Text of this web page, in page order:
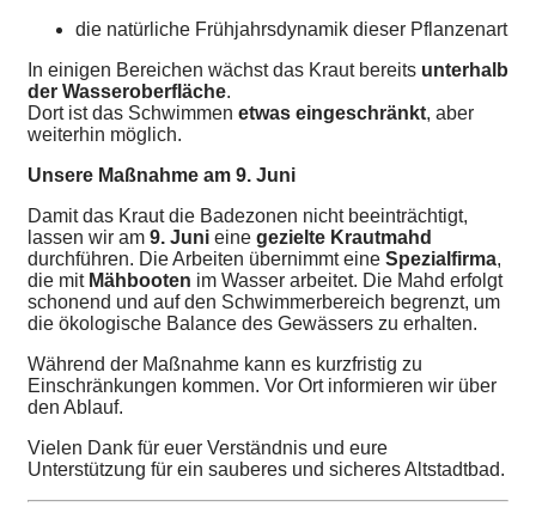
die natürliche Frühjahrsdynamik dieser Pflanzenart
In einigen Bereichen wächst das Kraut bereits unterhalb
der Wasseroberfläche.
Dort ist das Schwimmen etwas eingeschränkt, aber
weiterhin möglich.
Unsere Maßnahme am 9. Juni
Damit das Kraut die Badezonen nicht beeinträchtigt,
lassen wir am 9. Juni eine gezielte Krautmahd
durchführen. Die Arbeiten übernimmt eine Spezialfirma,
die mit Mähbooten im Wasser arbeitet. Die Mahd erfolgt
schonend und auf den Schwimmerbereich begrenzt, um
die ökologische Balance des Gewässers zu erhalten.
Während der Maßnahme kann es kurzfristig zu
Einschränkungen kommen. Vor Ort informieren wir über
den Ablauf.
Vielen Dank für euer Verständnis und eure
Unterstützung für ein sauberes und sicheres Altstadtbad.